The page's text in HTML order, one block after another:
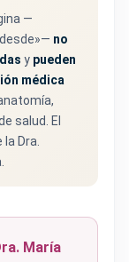
—
no
y pueden
médica
salud. El
Dra.
María